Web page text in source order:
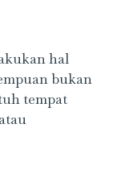
hal
bukan
tempat